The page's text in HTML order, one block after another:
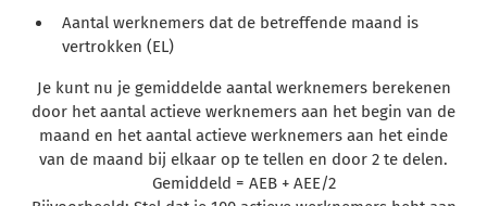
Aantal werknemers dat de betreffende maand is
vertrokken (EL)
Je kunt nu je gemiddelde aantal werknemers berekenen
door het aantal actieve werknemers aan het begin van de
maand en het aantal actieve werknemers aan het einde
van de maand bij elkaar op te tellen en door 2 te delen.
Gemiddeld = AEB + AEE/2